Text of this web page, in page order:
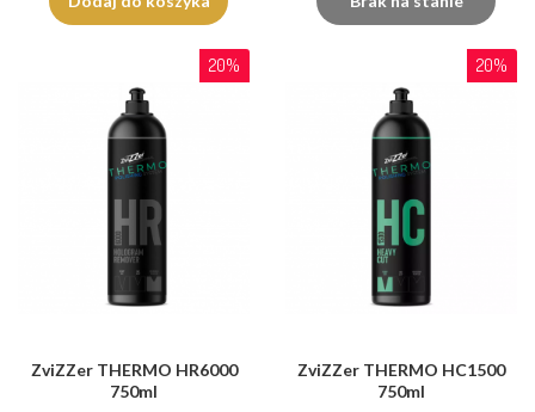
20%
ZviZZer THERMO HR6000
750ml
20%
ZviZZer THERMO HC1500
750ml